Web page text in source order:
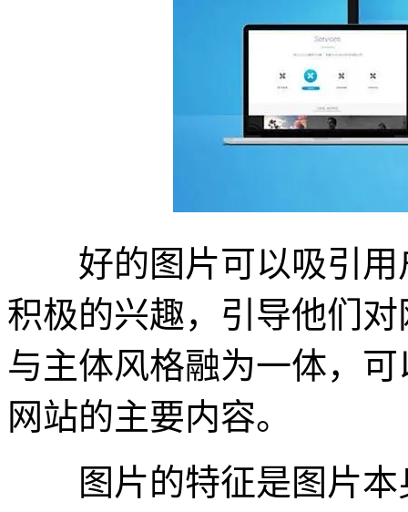
好的图片可以吸引用
积极的兴趣，引导他们
与主体风格融为一体，
网站的主要内容。
图片的特征是图片本